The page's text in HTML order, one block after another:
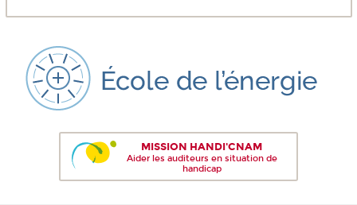
MISSION HANDI'CNAM
Aider les auditeurs en situation de
handicap